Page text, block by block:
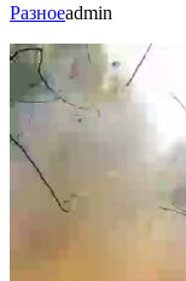
Разноеadmin